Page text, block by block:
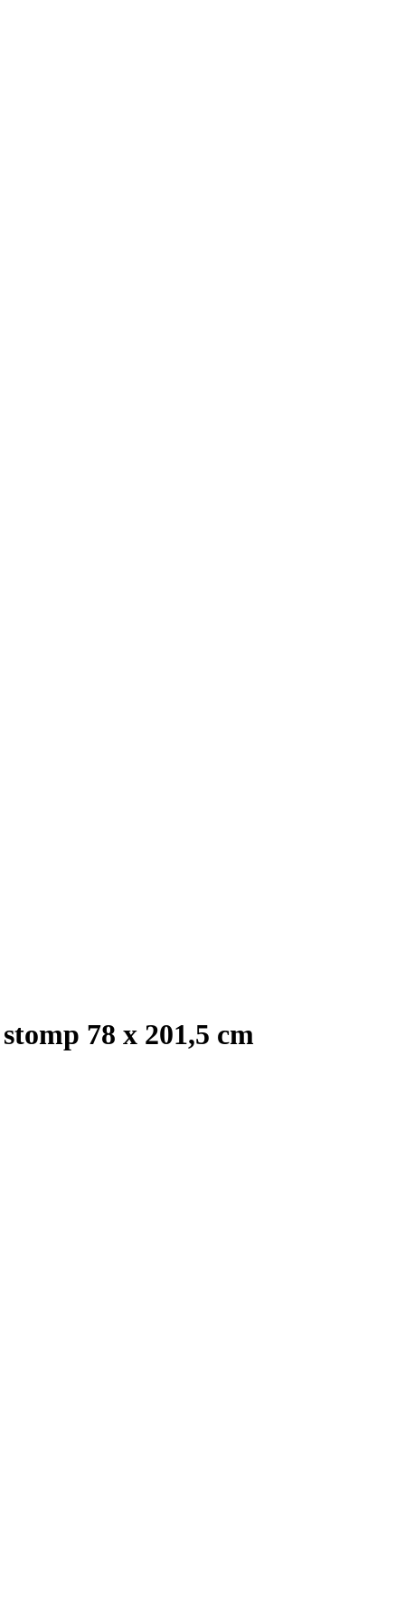
78 x 201,5 cm